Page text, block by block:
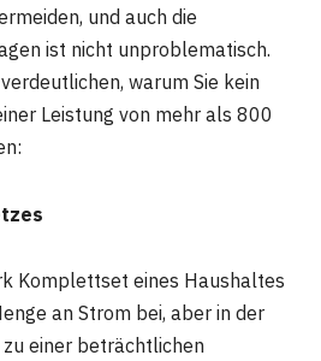
und auch die
ist nicht unproblematisch.
warum Sie kein
Leistung von mehr als 800
Komplettset eines Haushaltes
an Strom bei, aber in der
einer beträchtlichen